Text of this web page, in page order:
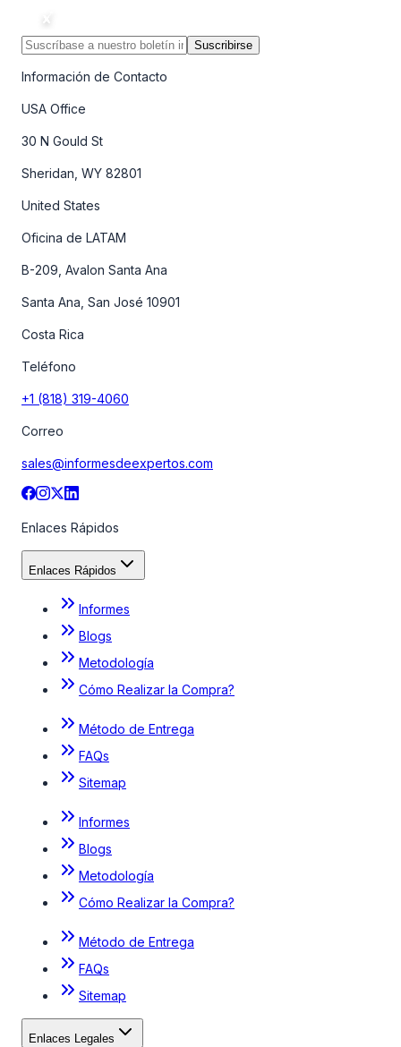
Suscribirse
Información de Contacto
USA Office
30 N Gould St
Sheridan, WY 82801
United States
Oficina de LATAM
B-209, Avalon Santa Ana
Santa Ana, San José 10901
Costa Rica
Teléfono
+1 (818) 319-4060
Correo
sales@informesdeexpertos.com
Enlaces Rápidos
Enlaces Rápidos
Informes
Blogs
Metodología
Cómo Realizar la Compra?
Método de Entrega
FAQs
Sitemap
Informes
Blogs
Metodología
Cómo Realizar la Compra?
Método de Entrega
FAQs
Sitemap
Enlaces Legales